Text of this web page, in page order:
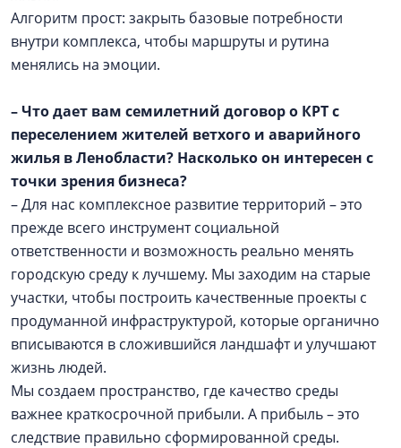
Алгоритм прост: закрыть базовые потребности
внутри комплекса, чтобы маршруты и рутина
менялись на эмоции.
– Что дает вам семилетний договор о КРТ с
переселением жителей ветхого и аварийного
жилья в Ленобласти? Насколько он интересен с
точки зрения бизнеса?
– Для нас комплексное развитие территорий – это
прежде всего инструмент социальной
ответственности и возможность реально менять
городскую среду к лучшему. Мы заходим на старые
участки, чтобы построить качественные проекты с
продуманной инфраструктурой, которые органично
вписываются в сложившийся ландшафт и улучшают
жизнь людей.
Мы создаем пространство, где качество среды
важнее краткосрочной прибыли. А прибыль – это
следствие правильно сформированной среды.